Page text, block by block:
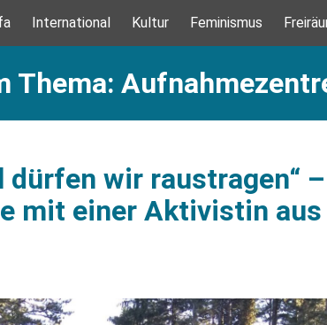
International Kultur Feminismus
Thema:
dürfen wir raustragen“ –
mit einer Aktivistin aus